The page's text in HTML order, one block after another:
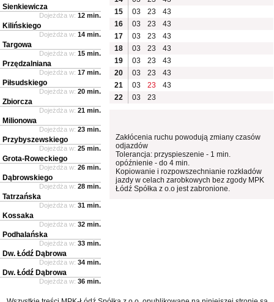
15
03 23
43
16
03 23
43
17
03 23
43
18
03 23
43
19
03 23
43
20
03 23
43
21
03 23
43
22
03 23
Zakłócenia ruchu powodują zmiany czasów
odjazdów
Tolerancja: przyspieszenie - 1 min.
opóźnienie - do 4 min.
Kopiowanie i rozpowszechnianie rozkładów
jazdy w celach zarobkowych bez zgody MPK
Łódź Spółka z o.o jest zabronione.
Sienkiewicza
Dojeżdża w: 12 min.
Kilińskiego
Dojeżdża w: 14 min.
Targowa
Dojeżdża w: 15 min.
Przędzalniana
Dojeżdża w: 17 min.
Piłsudskiego
Dojeżdża w: 20 min.
Zbiorcza
Dojeżdża w: 21 min.
Milionowa
Dojeżdża w: 23 min.
Przybyszewskiego
Dojeżdża w: 25 min.
Grota-Roweckiego
Dojeżdża w: 26 min.
Dąbrowskiego
Dojeżdża w: 28 min.
Tatrzańska
Dojeżdża w: 31 min.
Kossaka
Dojeżdża w: 32 min.
Podhalańska
Dojeżdża w: 33 min.
Dw. Łódź Dąbrowa
Dojeżdża w: 34 min.
Dw. Łódź Dąbrowa
Dojeżdża w: 36 min.